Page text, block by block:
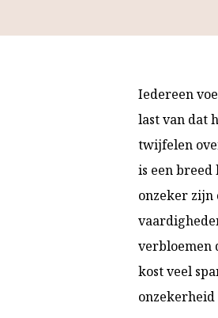
Iedereen
last van dat
twijfelen
is een
onzeker zijn
verbloemen
kost veel